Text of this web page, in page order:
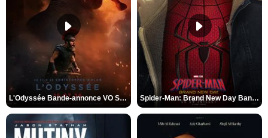
L'Odyssée Bande-annonce VO STFR Spider-Man: Brand New Day Bande-annonce VO STFR